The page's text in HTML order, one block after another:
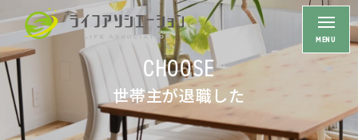
HOME
初めての方へ
CHOOSE
世帯主が退職した